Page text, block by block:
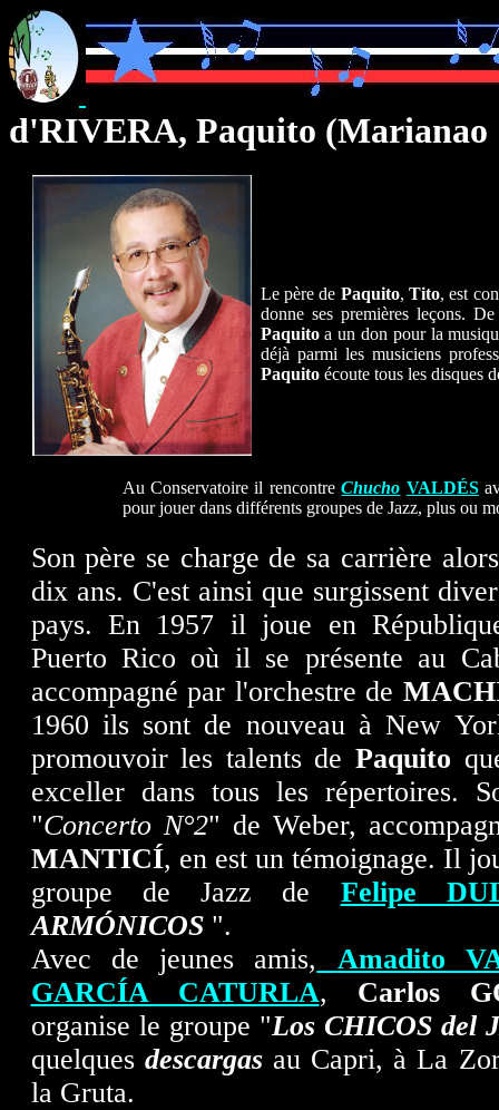
d'RIVERA, Paquito (Marianao
Le père de Paquito,Tito, est
donne ses premières leçons.
Paquitoa un don pour la
déjà parmi les musiciens
Paquitoécoute tous les disques
Au Conservatoire il rencontreChucho VALDÉS
pour jouer dans différents groupes de Jazz, plus ou
Son père se charge de sa carrière
dix ans. C'est ainsi que surgissent
pays. En 1957 il joue en
Puerto Rico où il se présente au
accompagné par l'orchestre de
1960 ils sont de nouveau à New
promouvoir les talents de Paquito
exceller dans tous les répertoires.
"Concerto N°2" de Weber,
MANTICÍ, en est un témoignage. Il
groupe de Jazz de Felipe
ARMÓNICOS".
Avec de jeunes amis,
Amadito
GARCÍA CATURLA, Carlos
organise le groupe "Los CHICOS del
quelques descargasau Capri, à La
la Gruta.